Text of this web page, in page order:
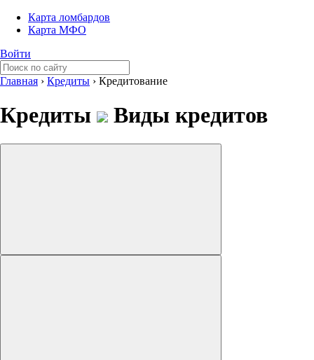
Карта ломбардов
Карта МФО
Войти
Главная › Кредиты › Кредитование
Кредиты Виды кредитов